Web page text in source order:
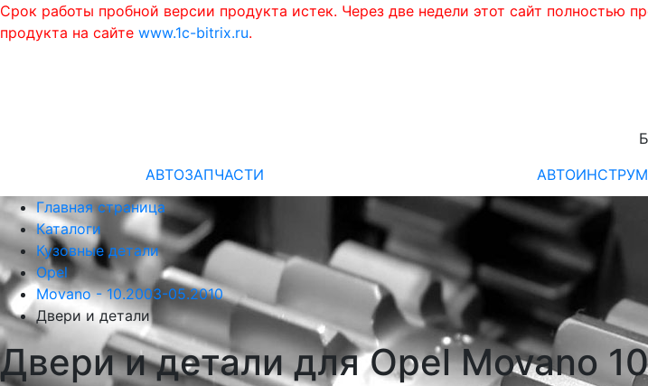
Срок работы пробной версии продукта истек. Через две недели этот сайт полностью
продукта на сайте www.1c-bitrix.ru.
АВТОЗАПЧАСТИ
Главная страница
Каталоги
Кузовные детали
Opel
Movano - 10.2003-05.2010
Двери и детали
Двери и детали для Opel Movano